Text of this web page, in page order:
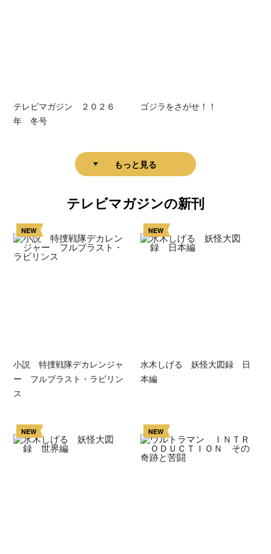
テレビマガジン ２０２６
年 冬号
ゴジラをさがせ！！
もっと見る
テレビマガジンの新刊
NEW
小説 特捜戦隊デカレンジャ
ー フルブラスト・ラビリン
ス
NEW
水木しげる 妖怪大図録 日
本編
NEW NEW